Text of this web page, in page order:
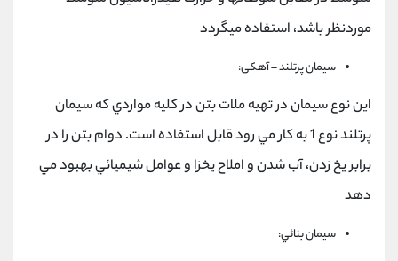
موردنظر باشد، استفاده ميگردد
سيمان پرتلند – آهکی:
اين نوع سيمان در تهيه ملات بتن در كليه مواردي كه سيمان
پرتلند نوع 1 به كار مي رود قابل استفاده است. دوام بتن را در
برابر يخ زدن، آب شدن و املاح يخزا و عوامل شيميائي بهبود مي
دهد
سيمان بنائي: